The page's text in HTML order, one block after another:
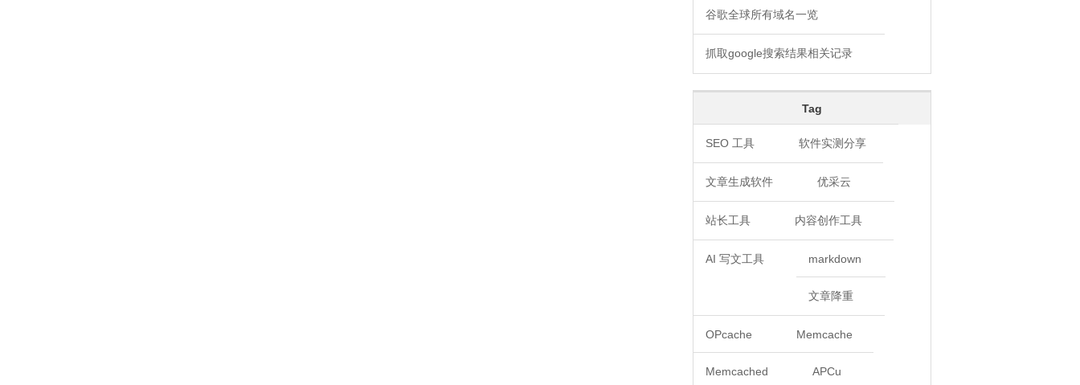
谷歌全球所有域名一览
抓取google搜索结果相关记录
Tag
SEO 工具 软件实测分享
文章生成软件 优采云
站长工具 内容创作工具
AI 写文工具 markdown
文章降重
OPcache Memcache
Memcached APCu